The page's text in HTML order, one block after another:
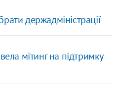
держадміністрації
мітинг на підтримку